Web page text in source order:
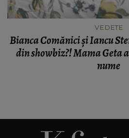
VEDETE
Bianca Comănici și Iancu
din showbiz?! Mama Geta
nume